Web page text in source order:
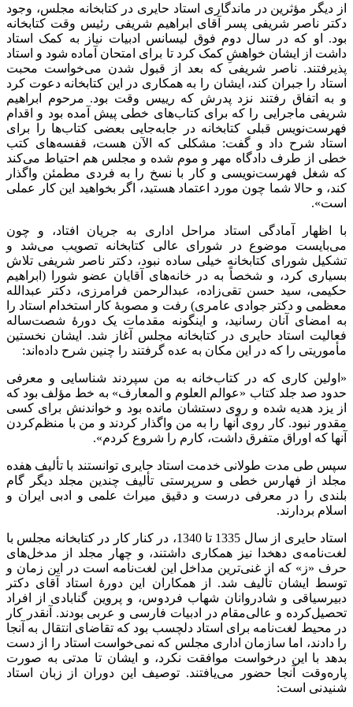
از دیگر مؤثرین در ماندگاری استاد حایری در کتابخانه مجلس، وجود
دکتر ناصر شریفی پسر آقای ابراهیم شریفی رئیس وقت کتابخانه
بود. او که در سال دوم فوق لیسانس ادبیات نیاز به کمک استاد
داشت از ایشان خواهشِ کمک کرد تا برای امتحان آماده شود و استاد
پذیرفتند. ناصر شریفی که بعد از قبول شدن می‌خواست محبت
استاد را جبران کند، ایشان را به همکاری در این کتابخانه دعوت کرد
و به اتفاق رفتند نزد پدرش که رییس وقت بود. مرحوم ابراهیم
شریفی ماجرایی را که برای کتاب‌های خطی پیش آمده بود و اقدام
فهرست‌نویس قبلی کتابخانه در جابه‌جایی بعضی کتاب‌ها را برای
استاد شرح داد و گفت: مشکلی که الآن هست، قفسه‌های کتب
خطی از طرف دادگاه مهر و موم شده و مجلس هم احتیاط می‌کند
که شغل فهرست‌نویسی و کار با نسخ را به فردی مطمئن واگذار
کند، و حالا شما چون مورد اعتماد هستید، اگر بخواهید این کار عملی
است».
با اظهار آمادگی استاد مراحل اداری به جریان افتاد، و چون
می‌بایست موضوع در شورای عالی کتابخانه تصویب می‌شد و
تشکیل شورای کتابخانه خیلی ساده نبود، دکتر ناصر شریفی تلاش
بسیاری کرد، و شخصاً به در خانه‌های آقایان عضو شورا (ابراهیم
حکیمی، سید حسن تقی‌زاده، عبدالرحمن فرامرزی، دکتر عبدالله
معظمی و دکتر جوادی عامری) رفت و مصوبۀ کار استخدام استاد را
به امضای آنان رسانید، و اینگونه مقدمات یک دورۀ شصت‌ساله
فعالیت استاد حایری در کتابخانه مجلس آغاز شد. ایشان نخستین
مأموریتی را که در این مکان به عده گرفتند را چنین شرح داده‌اند:
«اولین کاری که در کتاب‌خانه به من سپردند شناسایی و معرفی
حدود صد جلد کتاب «عوالم العلوم و المعارف» به خط مؤلف بود که
از یزد هدیه شده و روی دستشان مانده بود و خواندنش برای کسی
مقدور نبود. کار روی آنها را به من واگذار کردند و من با منظم‌کردن
آنها که اوراق متفرق داشت، کارم را شروع کردم».
سپس طی مدت طولانی خدمت استاد حایری توانستند با تألیف هفده
مجلد از فهارس خطی و سرپرستی تألیف چندین مجلد دیگر گام
بلندی را در معرفی درست و دقیق میراث علمی و ادبی ایران و
اسلام بردارند.
استاد حایری از سال 1335 تا 1340، در کنار کار در کتابخانه مجلس با
لغت‌نامه‌ی دهخدا نیز همکاری داشتند، و چهار مجلد از مدخل‌های
حرف «ز» که از غنی‌ترین مداخل این لغت‌نامه است در این زمان و
توسط ایشان تألیف شد. از همکاران این دورۀ استاد آقای دکتر
دبیرسیاقی و شادروانان شهاب فردوس، و پروین گنابادی از افراد
تحصیل‌کرده و عالی‌مقام در ادبیات فارسی و عربی بودند. آنقدر کار
در محیط لغت‌نامه برای استاد دلچسب بود که تقاضای انتقال به آنجا
را دادند، اما سازمان اداری مجلس که نمی‌خواست استاد را از دست
بدهد با این درخواست موافقت نکرد، و ایشان تا مدتی به صورت
پاره‌وقت آنجا حضور می‌یافتند. توصیف این دوران از زبان استاد
شنیدنی است: